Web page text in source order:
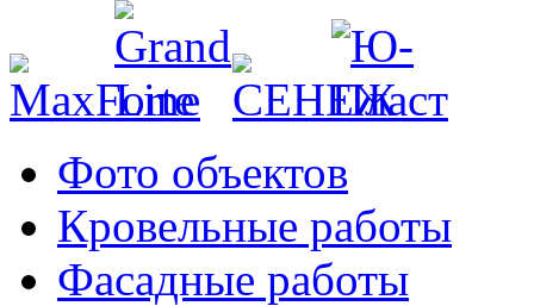
Фото объектов
Кровельные работы
Фасадные работы